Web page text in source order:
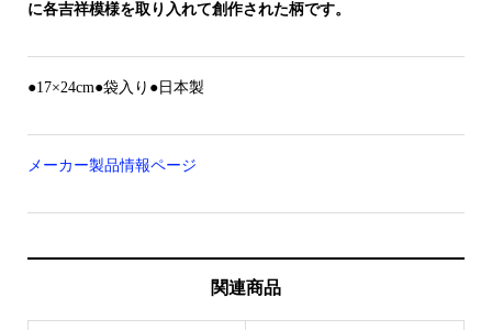
に各吉祥模様を取り入れて創作された柄です。
●17×24cm●袋入り●日本製
メーカー製品情報ページ
関連商品